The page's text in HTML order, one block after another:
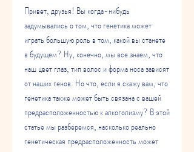
Привет, друзья! Вы когда-нибудь
задумывались о том, что генетика может
играть большую роль в том, какой вы станете
в будущем? Ну, конечно, мы все знаем, что
наш цвет глаз, тип волос и форма носа зависят
от наших генов. Но что, если я скажу вам, что
генетика также может быть связана с вашей
предрасположенностью к алкоголизму? В этой
статье мы разберемся, насколько реально
генетическая предрасположенность может